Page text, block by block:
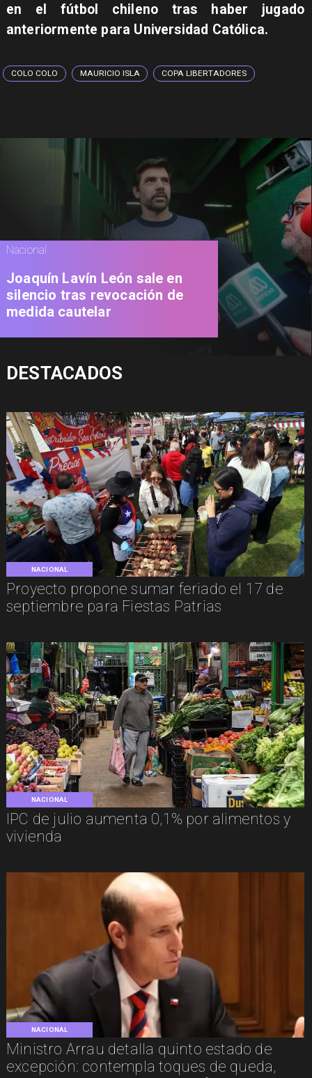
en el fútbol chileno tras haber jugado
anteriormente para Universidad Católica.
COLO COLO MAURICIO ISLA COPA LIBERTADORES
NACIONAL
Proyecto propone sumar feriado el 17 de
septiembre para Fiestas Patrias
NACIONAL
IPC de julio aumenta 0,1% por alimentos y
vivienda
NACIONAL
Ministro Arrau detalla quinto estado de
excepción: contempla toques de queda,
Nacional
Joaquín Lavín León sale en
silencio tras revocación de
medida cautelar
DESTACADOS